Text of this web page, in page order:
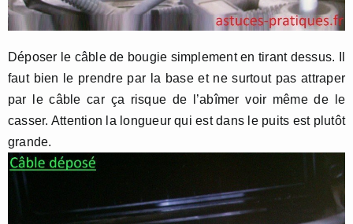
Déposer le câble de bougie simplement en tirant dessus. Il
faut bien le prendre par la base et ne surtout pas attraper
par le câble car ça risque de l’abîmer voir même de le
casser. Attention la longueur qui est dans le puits est plutôt
grande.